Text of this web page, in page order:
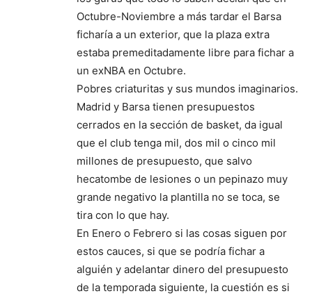
Octubre-Noviembre a más tardar el Barsa
ficharía a un exterior, que la plaza extra
estaba premeditadamente libre para fichar a
un exNBA en Octubre.
Pobres criaturitas y sus mundos imaginarios.
Madrid y Barsa tienen presupuestos
cerrados en la sección de basket, da igual
que el club tenga mil, dos mil o cinco mil
millones de presupuesto, que salvo
hecatombe de lesiones o un pepinazo muy
grande negativo la plantilla no se toca, se
tira con lo que hay.
En Enero o Febrero si las cosas siguen por
estos cauces, si que se podría fichar a
alguién y adelantar dinero del presupuesto
de la temporada siguiente, la cuestión es si